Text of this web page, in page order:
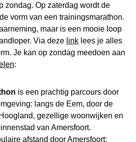
zondag. Op zaterdag wordt de
vorm van een trainingsmarathon.
maar is een mooie loop
Via deze link lees je alles
Je kan op zondag meedoen aan
:
is een prachtig parcours door
langs de Eem, door de
gezellige woonwijken en
van Amersfoort.
afstand door Amersfoort: